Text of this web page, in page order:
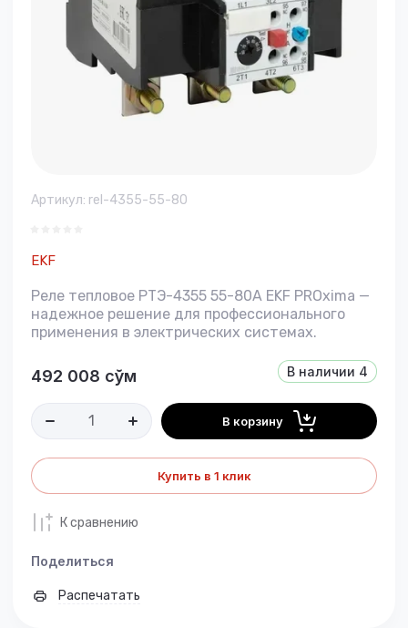
Артикул: rel-4355-55-80
EKF
Реле тепловое РТЭ-4355 55-80А EKF PROxima —
надежное решение для профессионального
применения в электрических системах.
В наличии 4
492 008 сўм
В корзину
Купить в 1 клик
К сравнению
Поделиться
Распечатать